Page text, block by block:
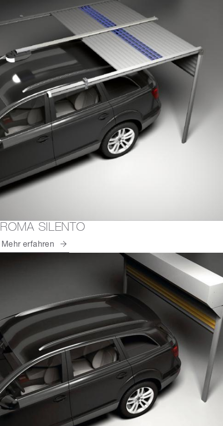
ROMA SILENTO
Mehr erfahren